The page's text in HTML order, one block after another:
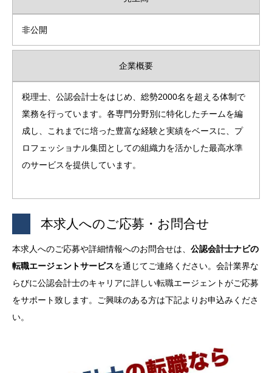
非公開
企業概要
税理士、公認会計士をはじめ、総勢2000名を超える体制で
業務を行っています。各専門分野別に特化したチームを編
成し、これまでに培った豊富な経験と実績をベースに、プ
ロフェッショナル集団としての組織力を活かした最高水準
のサービスを提供しています。
本求人へのご応募・お問合せ
本求人へのご応募や詳細情報へのお問合せは、 公認会計士ナビの
転職エージェントサービスを通じてご連絡ください。会計業界な
らびに公認会計士のキャリアに詳しい転職エージェントがご応募
をサポート致します。ご興味のある方は下記よりお申込みくださ
い。